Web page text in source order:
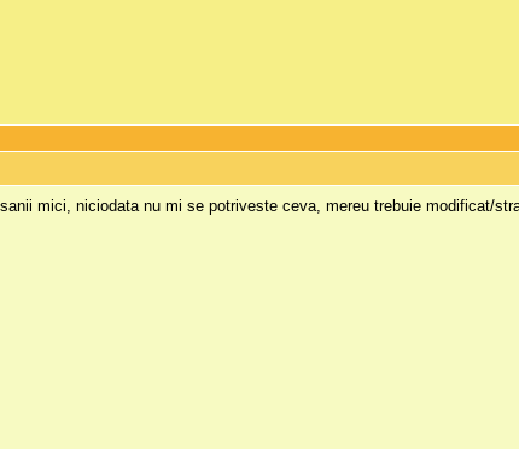
mici, niciodata nu mi se potriveste ceva, mereu trebuie modificat/